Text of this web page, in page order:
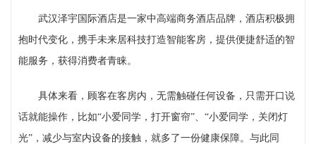
武汉泽宇国际酒店是一家中高端商务酒店品牌，酒店积极拥
抱时代变化，携手未来居科技打造智能客房，提供便捷舒适的智
能服务，获得消费者青睐。
具体来看，顾客在客房内，无需触碰任何设备，只需开口说
话就能操作，比如“小爱同学，打开窗帘”、“小爱同学，关闭灯
光”，减少与室内设备的接触，就多了一份健康保障。与此同